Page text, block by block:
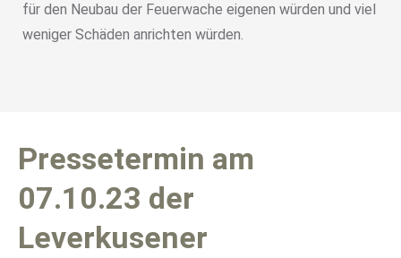
für den Neubau der Feuerwache eigenen würden und viel
weniger Schäden anrichten würden.
Pressetermin am
07.10.23 der
Leverkusener